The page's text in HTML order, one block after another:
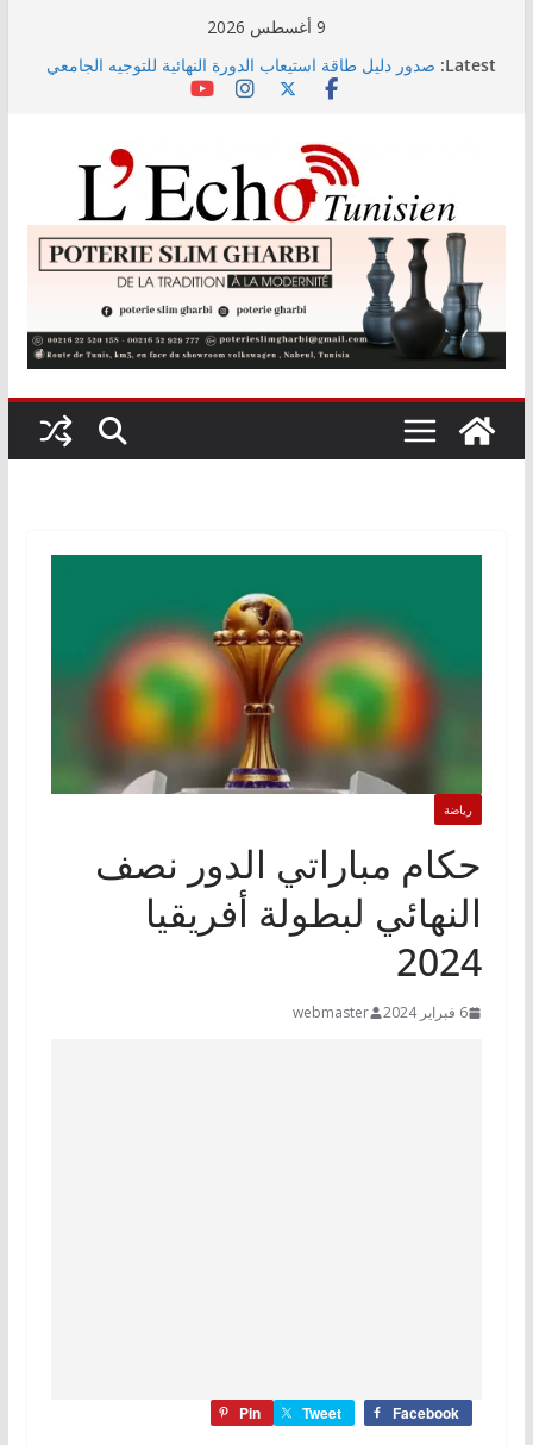
9 أغسطس 2026
Latest: صدور دليل طاقة استيعاب الدورة النهائية للتوجيه الجامعي
وزير التجهيز يتفقد سير أشغال مشروع المدخل الجنوبي
وزارة الأسرة: نسعى لاستكمال دراسة ميدانية حول ظاهرة
تسول الأطفال
مندوب عام حماية الطفولة يحذر
رياضة
حكام مباراتي الدور نصف
النهائي لبطولة أفريقيا
2024
6 فبراير 2024 webmaster
Facebook
Tweet
Pin